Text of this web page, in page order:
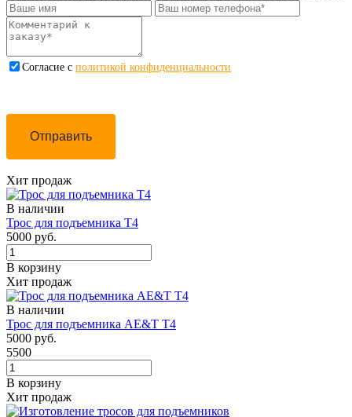
Cогласие с политикой конфиденциальности
Отправить
Хит продаж
В наличии
Трос для подъемника Т4
5000 руб.
В корзину
Хит продаж
В наличии
Трос для подъемника AE&T Т4
5000 руб.
5500
В корзину
Хит продаж